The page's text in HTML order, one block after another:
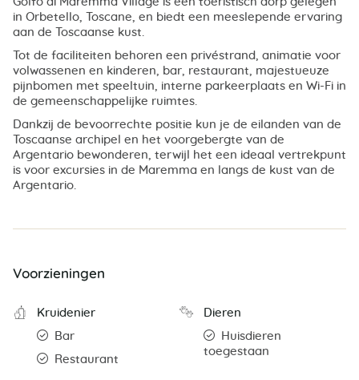
in Orbetello, Toscane, en biedt een meeslepende ervaring
aan de Toscaanse kust.
Tot de faciliteiten behoren een privéstrand, animatie voor
volwassenen en kinderen, bar, restaurant, majestueuze
pijnbomen met speeltuin, interne parkeerplaats en Wi-Fi in
de gemeenschappelijke ruimtes.
Dankzij de bevoorrechte positie kun je de eilanden van de
Toscaanse archipel en het voorgebergte van de
Argentario bewonderen, terwijl het een ideaal vertrekpunt
is voor excursies in de Maremma en langs de kust van de
Argentario.
Voorzieningen
Kruidenier
Bar
Restaurant
Dieren
Huisdieren
toegestaan